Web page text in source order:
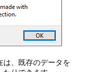
、既存のデータを